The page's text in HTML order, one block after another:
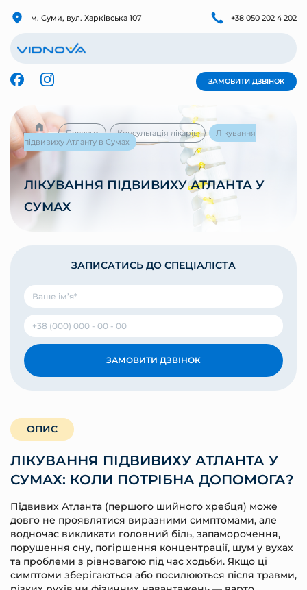
м. Суми, вул. Харківська 107 +38 050 202 4 202
ЗАМОВИТИ ДЗВІНОК
Послуги Консультація лікарів
Лікування
підвивиху Атланту в Сумах
ЛІКУВАННЯ ПІДВИВИХУ АТЛАНТА У
СУМАХ
ЗАПИСАТИСЬ ДО СПЕЦІАЛІСТА
ЗАМОВИТИ ДЗВІНОК
ОПИС
ЛІКУВАННЯ ПІДВИВИХУ АТЛАНТА У
СУМАХ: КОЛИ ПОТРІБНА ДОПОМОГА?
Підвивих Атланта (першого шийного хребця) може
довго не проявлятися виразними симптомами, але
водночас викликати головний біль, запаморочення,
порушення сну, погіршення концентрації, шум у вухах
та проблеми з рівновагою під час ходьби. Якщо ці
симптоми зберігаються або посилюються після травми,